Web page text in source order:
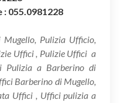
055.0981228
Pulizia Ufficio,
Uffici , Pulizie Uffici a
Pulizia a Barberino di
Barberino di Mugello,
Uffici , Uffici pulizia a